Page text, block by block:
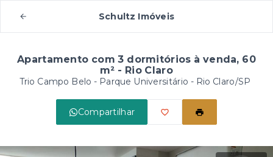
Schultz Imóveis
Apartamento com 3 dormitórios à venda, 60
m² - Rio Claro
Trio Campo Belo - Parque Universitário - Rio Claro/SP
Compartilhar